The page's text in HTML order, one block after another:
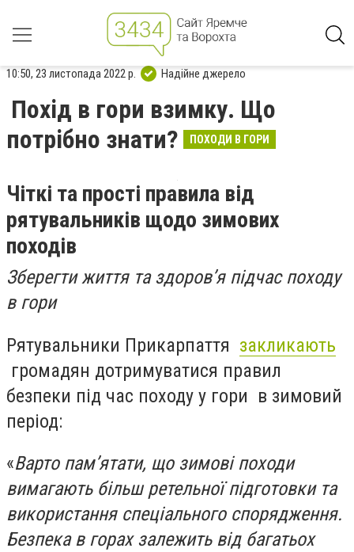
10:50, 23 листопада 2022 р. Надійне джерело
Похід в гори взимку. Що
потрібно знати?
ПОХОДИ В ГОРИ
Чіткі та прості правила від
рятувальників щодо зимових
походів
Зберегти життя та здоров’я підчас походу
в гори
Рятувальники Прикарпаття закликають
громадян дотримуватися правил
безпеки під час походу у гори в зимовий
період:
«Варто пам’ятати, що зимові походи
вимагають більш ретельної підготовки та
використання спеціального спорядження.
Безпека в горах залежить від багатьох